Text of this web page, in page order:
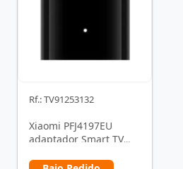
Rf.: TV91253132
Xiaomi PFJ4197EU
adaptador Smart TV
Android Negro